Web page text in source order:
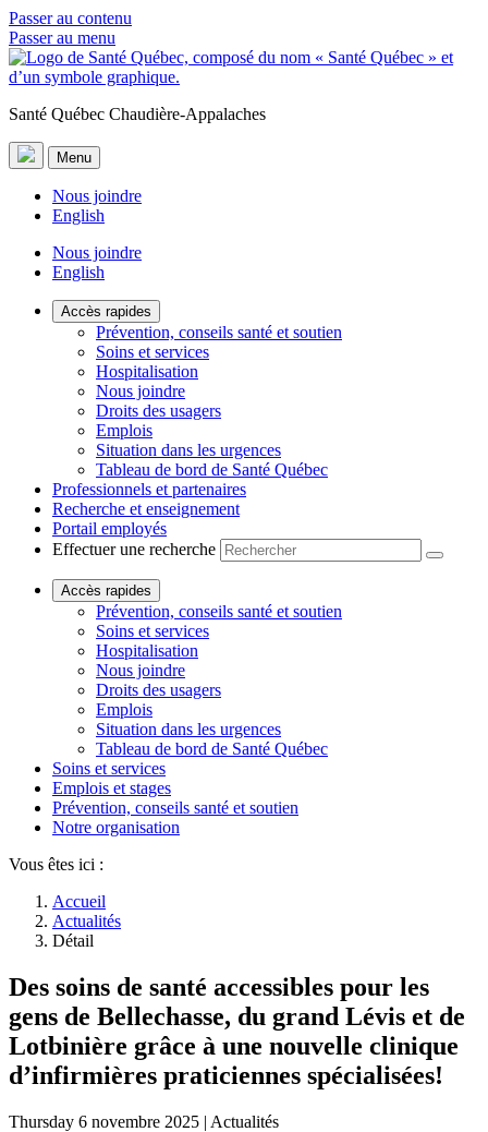
Passer au contenu
Passer au menu
Santé Québec Chaudière-Appalaches
Menu
Nous joindre
English
Nous joindre
English
Accès rapides
Prévention, conseils santé et soutien
Soins et services
Hospitalisation
Nous joindre
Droits des usagers
Emplois
Situation dans les urgences
Tableau de bord de Santé Québec
Professionnels et partenaires
Recherche et enseignement
Portail employés
Effectuer une recherche
Accès rapides
Prévention, conseils santé et soutien
Soins et services
Hospitalisation
Nous joindre
Droits des usagers
Emplois
Situation dans les urgences
Tableau de bord de Santé Québec
Soins et services
Emplois et stages
Prévention, conseils santé et soutien
Notre organisation
Vous êtes ici :
Accueil
Actualités
Détail
Des soins de santé accessibles pour les
gens de Bellechasse, du grand Lévis et de
Lotbinière grâce à une nouvelle clinique
d’infirmières praticiennes spécialisées!
Thursday 6 novembre 2025 | Actualités